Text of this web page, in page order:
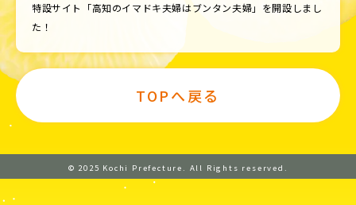
特設サイト「高知のイマドキ夫婦はブンタン夫婦」を開設しまし
た！
TOPへ戻る
© 2025 Kochi Prefecture. All Rights reserved.